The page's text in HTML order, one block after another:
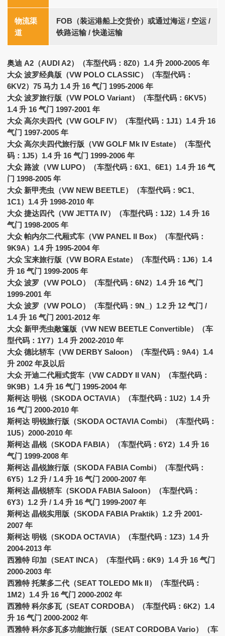
物流渠
道
FOB（装运港船上交货价）或通过海运 / 空运 /
铁路运输 / 快递运输
奥迪 A2（AUDI A2）（车型代码：8Z0）1.4 升 2000-2005 年
大众 波罗经典版（VW POLO CLASSIC）（车型代码：
6KV2）75 马力 1.4 升 16 气门 1995-2006 年
大众 波罗旅行版（VW POLO Variant）（车型代码：6KV5）
1.4 升 16 气门 1997-2001 年
大众 高尔夫四代（VW GOLF IV）（车型代码：1J1）1.4 升 16
气门 1997-2005 年
大众 高尔夫四代旅行版（VW GOLF Mk IV Estate）（车型代
码：1J5）1.4 升 16 气门 1999-2006 年
大众 路波（VW LUPO）（车型代码：6X1、6E1）1.4 升 16 气
门 1998-2005 年
大众 新甲壳虫（VW NEW BEETLE）（车型代码：9C1、
1C1）1.4 升 1998-2010 年
大众 捷达四代（VW JETTA IV）（车型代码：1J2）1.4 升 16
气门 1998-2005 年
大众 帕内尔二代厢式车（VW PANEL II Box）（车型代码：
9K9A）1.4 升 1995-2004 年
大众 宝来旅行版（VW BORA Estate）（车型代码：1J6）1.4
升 16 气门 1999-2005 年
大众 波罗（VW POLO）（车型代码：6N2）1.4 升 16 气门
1999-2001 年
大众 波罗（VW POLO）（车型代码：9N_）1.2 升 12 气门 /
1.4 升 16 气门 2001-2012 年
大众 新甲壳虫敞篷版（VW NEW BEETLE Convertible）（车
型代码：1Y7）1.4 升 2002-2010 年
大众 德比轿车（VW DERBY Saloon）（车型代码：9A4）1.4
升 2002 年及以后
大众 开迪二代厢式货车（VW CADDY II VAN）（车型代码：
9K9B）1.4 升 16 气门 1995-2004 年
斯柯达 明锐（SKODA OCTAVIA）（车型代码：1U2）1.4 升
16 气门 2000-2010 年
斯柯达 明锐旅行版（SKODA OCTAVIA Combi）（车型代码：
1U5）2000-2010 年
斯柯达 晶锐（SKODA FABIA）（车型代码：6Y2）1.4 升 16
气门 1999-2008 年
斯柯达 晶锐旅行版（SKODA FABIA Combi）（车型代码：
6Y5）1.2 升 / 1.4 升 16 气门 2000-2007 年
斯柯达 晶锐轿车（SKODA FABIA Saloon）（车型代码：
6Y3）1.2 升 / 1.4 升 16 气门 1999-2007 年
斯柯达 晶锐实用版（SKODA FABIA Praktik）1.2 升 2001-
2007 年
斯柯达 明锐（SKODA OCTAVIA）（车型代码：1Z3）1.4 升
2004-2013 年
西雅特 印加（SEAT INCA）（车型代码：6K9）1.4 升 16 气门
2000-2003 年
西雅特 托莱多二代（SEAT TOLEDO Mk II）（车型代码：
1M2）1.4 升 16 气门 2000-2002 年
西雅特 科尔多瓦（SEAT CORDOBA）（车型代码：6K2）1.4
升 16 气门 2000-2002 年
西雅特 科尔多瓦多功能旅行版（SEAT CORDOBA Vario）（车